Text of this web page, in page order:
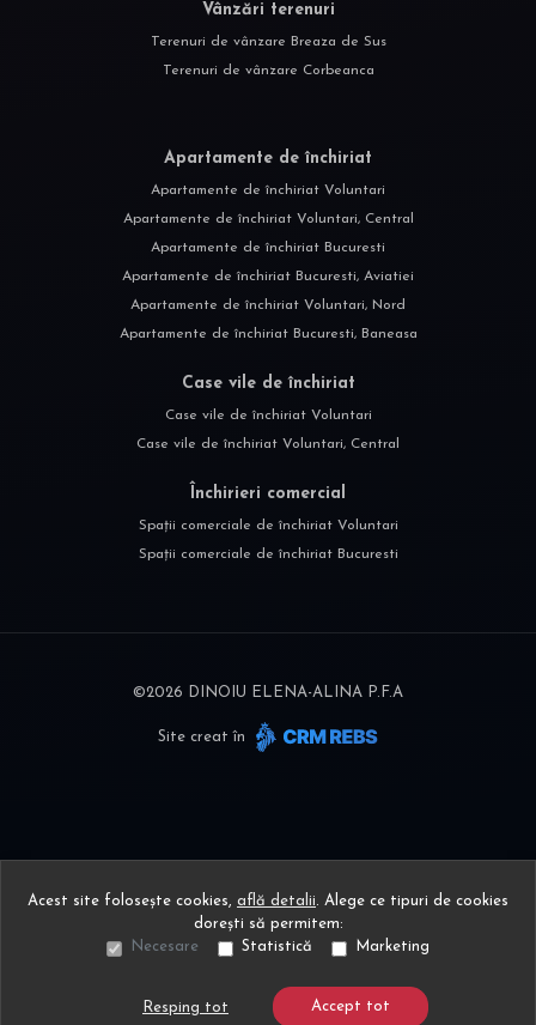
Sună acum Solicită vizionare
Vânzări terenuri
Terenuri de vânzare Breaza de Sus
Terenuri de vânzare Corbeanca
Apartamente de închiriat
Apartamente de închiriat Voluntari
Apartamente de închiriat Voluntari, Central
Apartamente de închiriat Bucuresti
Apartamente de închiriat Bucuresti, Aviatiei
Apartamente de închiriat Voluntari, Nord
Apartamente de închiriat Bucuresti, Baneasa
Case vile de închiriat
Case vile de închiriat Voluntari
Case vile de închiriat Voluntari, Central
Închirieri comercial
Spații comerciale de închiriat Voluntari
Spații comerciale de închiriat Bucuresti
©2026 DINOIU ELENA-ALINA P.F.A
Site creat în
Acest site folosește cookies, află detalii. Alege ce tipuri de cookies
dorești să permitem:
Necesare
Statistică Marketing
Resping tot Accept tot